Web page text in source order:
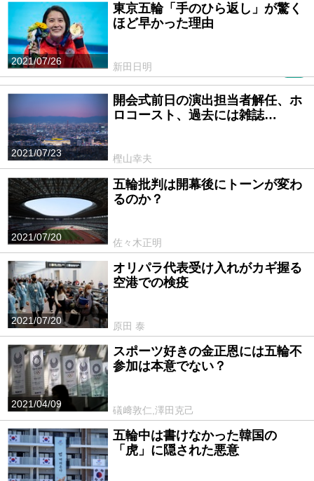
2021/07/26
東京五輪「手のひら返し」が驚く
ほど早かった理由
新田日明
2021/07/23
開会式前日の演出担当者解任、ホ
ロコースト、過去には雑誌…
樫山幸夫
2021/07/20
五輪批判は開幕後にトーンが変わ
るのか？
佐々木正明
2021/07/20
オリパラ代表受け入れがカギ握る
空港での検疫
原田 泰
2021/04/09
スポーツ好きの金正恩には五輪不
参加は本意でない？
礒﨑敦仁,澤田克己
五輪中は書けなかった韓国の
「虎」に隠された悪意